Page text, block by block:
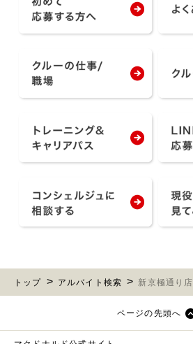
トップ アルバイト検索 新京極通り店
ページの先頭へ